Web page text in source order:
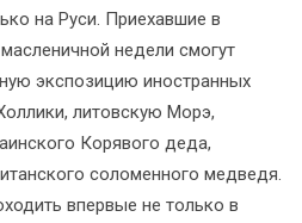
на Руси. Приехавшие в
недели смогут
экспозицию иностранных
литовскую Морэ,
Корявого деда,
соломенного медведя.
впервые не только в